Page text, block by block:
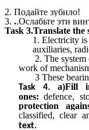
2. Подайте зубило!
3. ..Ослабьте эти
Task 3.Translate the
1. Electricity
auxiliaries,
2. The system
work of
3 These bearings
Task 4. a)Fill
ones: defence,
protection
classified, clear
text.